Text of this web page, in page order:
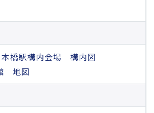
本橋駅構内会場 構内図
地図